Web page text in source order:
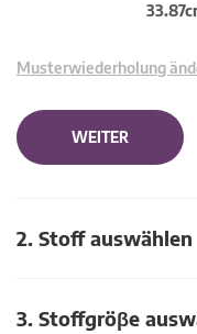
Musterwiederholung
WEITER
2. Stoff auswählen
3. Stoffgröβe